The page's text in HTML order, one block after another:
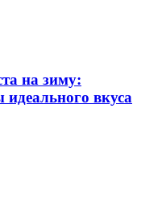
на зиму:
идеального вкуса